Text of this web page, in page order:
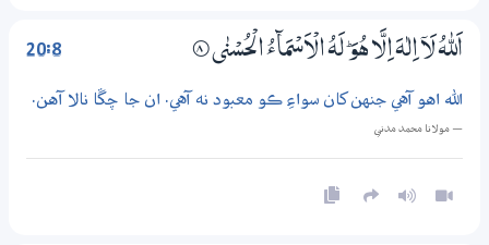
20:8 اَللّٰهُ لَآ اِلٰهَ اِلَّا هُوَ ۭ لَهُ الْاَسْمَاۗءُ الْحُسْنٰى 8‏۝
الله اهو آهي جنهن کان سواءِ ڪو معبود نه آهي. ان جا چڱا نالا آهن.
— مولانا محمد مدني